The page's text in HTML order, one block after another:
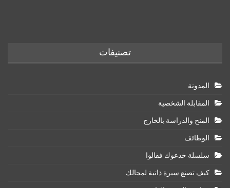
تصنيفات
المدونة
المقابلة الشخصية
المنح والدراسة بالخارج
الوظائف
سلسلة خدعوك فقالوا
كيف تصنع سيرة ذاتية لمجالك